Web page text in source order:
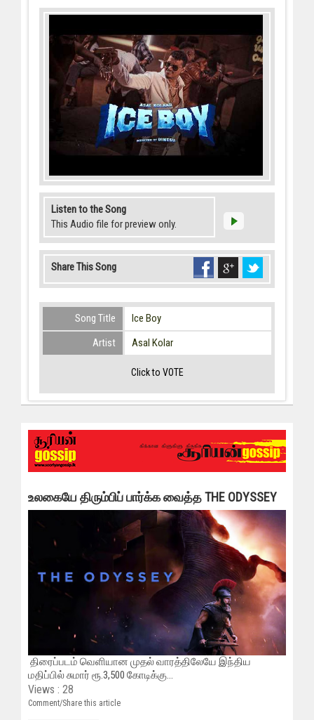
Listen to the Song
This Audio file for preview only.
Share This Song
Song Title
Ice Boy
Artist
Asal Kolar
Click to VOTE
உலகையே திரும்பிப் பார்க்க வைத்த THE ODYSSEY
திரைப்படம் வெளியான முதல் வாரத்திலேயே இந்திய
மதிப்பில் சுமார் ரூ.3,500 கோடிக்கு...
Views : 28
Comment/Share this article